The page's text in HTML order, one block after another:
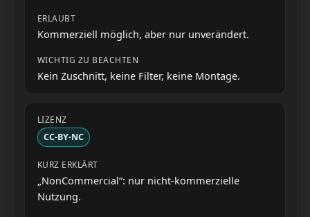
Kommerziell möglich, aber nur unverändert.
Kein Zuschnitt, keine Filter, keine Montage.
CC-BY-NC
„NonCommercial“: nur nicht-kommerzielle
Nutzung.